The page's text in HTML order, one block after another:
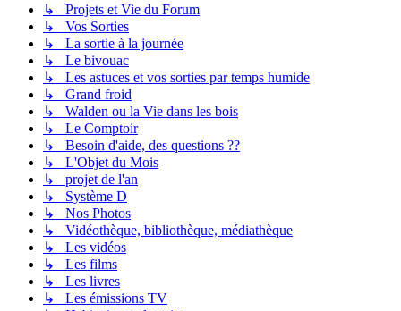
↳ Projets et Vie du Forum
↳ Vos Sorties
↳ La sortie à la journée
↳ Le bivouac
↳ Les astuces et vos sorties par temps humide
↳ Grand froid
↳ Walden ou la Vie dans les bois
↳ Le Comptoir
↳ Besoin d'aide, des questions ??
↳ L'Objet du Mois
↳ projet de l'an
↳ Système D
↳ Nos Photos
↳ Vidéothèque, bibliothèque, médiathèque
↳ Les vidéos
↳ Les films
↳ Les livres
↳ Les émissions TV